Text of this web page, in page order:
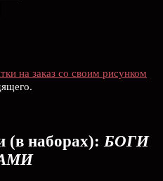
на заказ со своим рисунком
(в наборах):БОГИ